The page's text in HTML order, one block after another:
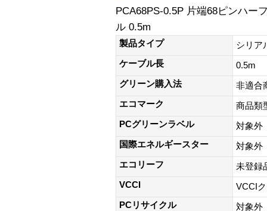
PCA68PS-0.5P 片端68ピンハー
ル 0.5m
製品タイプ
シリア
ケーブル長
0.5m
グリーン購入法
非適合
エコマーク
商品類
PCグリーンラベル
対象外
国際エネルギースター
対象外
エコリーフ
未登録
VCCI
VCCI
PCリサイクル
対象外